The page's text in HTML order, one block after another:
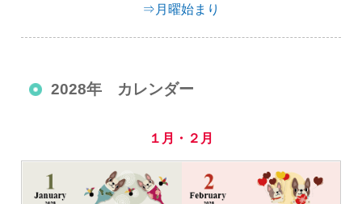
⇒月曜始まり
2028年 カレンダー
１月・２月